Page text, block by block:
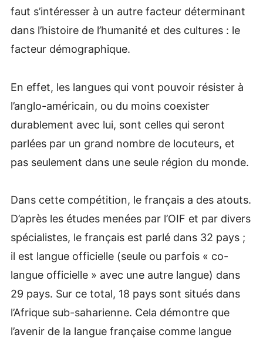
faut s’intéresser à un autre facteur déterminant
dans l’histoire de l’humanité et des cultures : le
facteur démographique.
En effet, les langues qui vont pouvoir résister à
l’anglo-américain, ou du moins coexister
durablement avec lui, sont celles qui seront
parlées par un grand nombre de locuteurs, et
pas seulement dans une seule région du monde.
Dans cette compétition, le français a des atouts.
D’après les études menées par l’OIF et par divers
spécialistes, le français est parlé dans 32 pays ;
il est langue officielle (seule ou parfois « co-
langue officielle » avec une autre langue) dans
29 pays. Sur ce total, 18 pays sont situés dans
l’Afrique sub-saharienne. Cela démontre que
l’avenir de la langue française comme langue